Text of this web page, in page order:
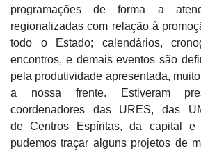
programações de forma a
regionalizadas com relação à
todo o Estado; calendários,
encontros, e demais eventos são
pela produtividade apresentada,
a nossa frente. Estiveram
coordenadores das URES, das
de Centros Espíritas, da capital e
pudemos traçar alguns projetos de